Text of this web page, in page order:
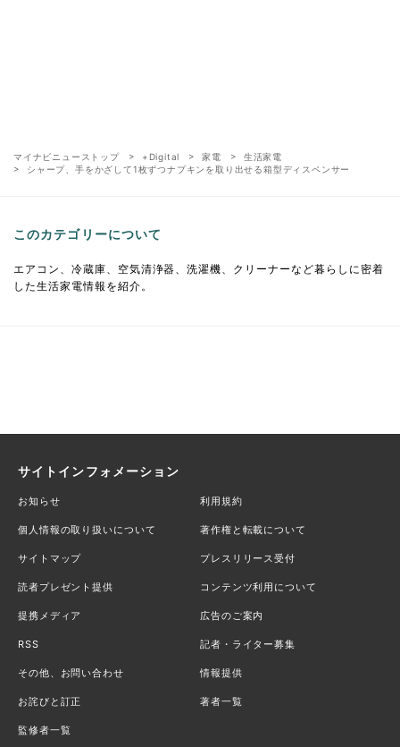
マイナビニューストップ +Digital 家電
生活家電
シャープ、手をかざして1枚ずつナプキンを取り出せる箱型ディスペンサー
このカテゴリーについて
エアコン、冷蔵庫、空気清浄器、洗濯機、クリーナーなど暮らしに密着
した生活家電情報を紹介。
サイトインフォメーション
お知らせ 利用規約
個人情報の取り扱いについて 著作権と転載について
サイトマップ プレスリリース受付
読者プレゼント提供 コンテンツ利用について
提携メディア 広告のご案内
RSS 記者・ライター募集
その他、お問い合わせ 情報提供
お詫びと訂正 著者一覧
監修者一覧